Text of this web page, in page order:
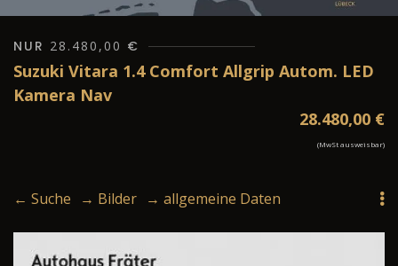
NUR 28.480,00 €
Suzuki Vitara 1.4 Comfort Allgrip Autom. LED
Kamera Nav
28.480,00 €
(MwSt ausweisbar)
← Suche → Bilder → allgemeine Daten